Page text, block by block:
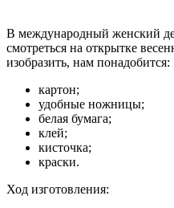
В международный женский
смотреться на открытке
изобразить, нам понадобится:
картон;
удобные ножницы;
белая бумага;
клей;
кисточка;
краски.
Ход изготовления: